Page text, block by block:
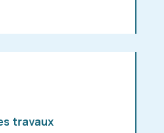
travaux